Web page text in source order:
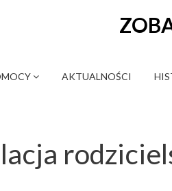
AKTUALNOŚCI